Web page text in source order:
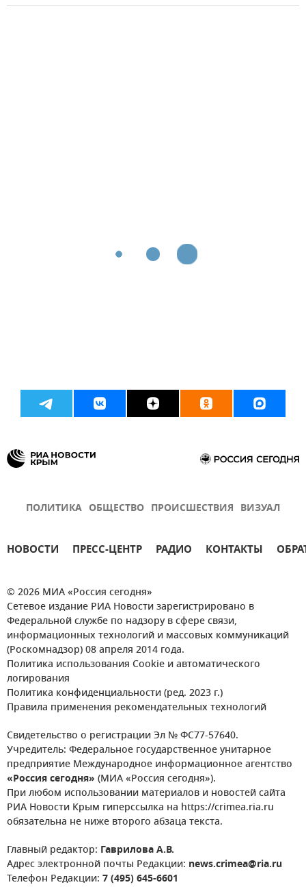
ПОЛИТИКА ОБЩЕСТВО ПРОИСШЕСТВИЯ ВИЗУАЛ
НОВОСТИ ПРЕСС-ЦЕНТР РАДИО КОНТАКТЫ
© 2026 МИА «Россия сегодня»
Сетевое издание РИА Новости зарегистрировано в
Федеральной службе по надзору в сфере связи,
информационных технологий и массовых коммуникаций
(Роскомнадзор) 08 апреля 2014 года.
Политика использования Cookie и автоматического
логирования
Политика конфиденциальности (ред. 2023 г.)
Правила применения рекомендательных технологий
Свидетельство о регистрации Эл № ФС77-57640.
Учредитель: Федеральное государственное унитарное
предприятие Международное информационное агентство
«Россия сегодня» (МИА «Россия сегодня»).
При любом использовании материалов и новостей сайта
РИА Новости Крым гиперссылка на https://crimea.ria.ru
обязательна не ниже второго абзаца текста.
Главный редактор: Гаврилова А.В.
Адрес электронной почты Редакции: news.crimea@ria.ru
Телефон Редакции: 7 (495) 645-6601